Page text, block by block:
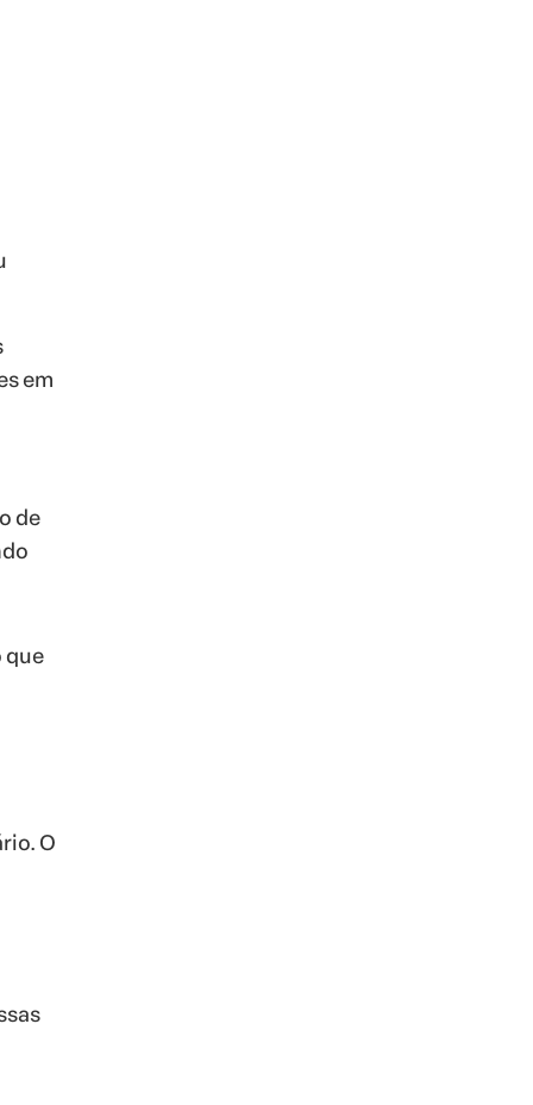
em
de
que
O